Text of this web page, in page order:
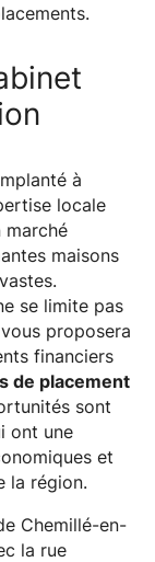
à
locale
marché
maisons
se limite pas
proposera
financiers
de placement
sont
ont une
et
la région.
Chemillé-en-
la rue